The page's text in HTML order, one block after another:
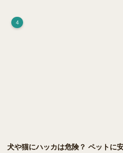
4
犬や猫にハッカは危険？ ペットに